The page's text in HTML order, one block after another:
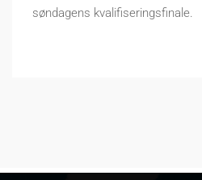
søndagens kvalifiseringsfinale.